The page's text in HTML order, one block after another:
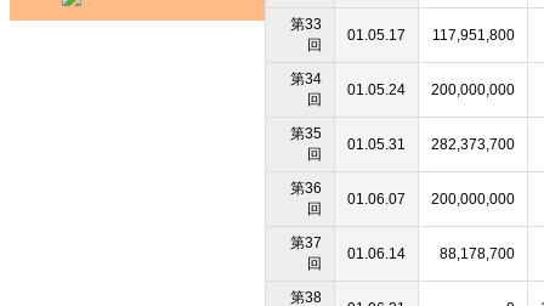
第33
回
01.05.17 117,951,800
第34
回
01.05.24 200,000,000
第35
回
01.05.31 282,373,700
第36
回
01.06.07 200,000,000
第37
回
01.06.14 88,178,700
第38